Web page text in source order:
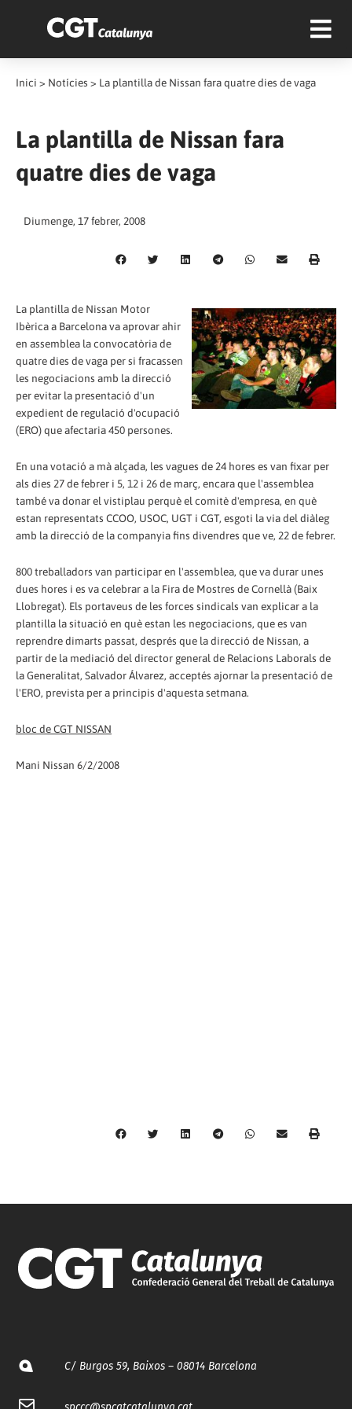
Inici > Notícies > La plantilla de Nissan fara quatre dies de vaga
La plantilla de Nissan fara
quatre dies de vaga
Diumenge, 17 febrer, 2008
La plantilla de Nissan Motor
Ibèrica a Barcelona va aprovar ahir
en assemblea la convocatòria de
quatre dies de vaga per si fracassen
les negociacions amb la direcció
per evitar la presentació d'un
expedient de regulació d'ocupació
(ERO) que afectaria 450 persones.
En una votació a mà alçada, les vagues de 24 hores es van fixar per
als dies 27 de febrer i 5, 12 i 26 de març, encara que l'assemblea
també va donar el vistiplau perquè el comitè d'empresa, en què
estan representats CCOO, USOC, UGT i CGT, esgoti la via del diàleg
amb la direcció de la companyia fins divendres que ve, 22 de febrer.
800 treballadors van participar en l'assemblea, que va durar unes
dues hores i es va celebrar a la Fira de Mostres de Cornellà (Baix
Llobregat). Els portaveus de les forces sindicals van explicar a la
plantilla la situació en què estan les negociacions, que es van
reprendre dimarts passat, després que la direcció de Nissan, a
partir de la mediació del director general de Relacions Laborals de
la Generalitat, Salvador Álvarez, acceptés ajornar la presentació de
l'ERO, prevista per a principis d'aquesta setmana.
bloc de CGT NISSAN
Mani Nissan 6/2/2008
C/ Burgos 59, Baixos – 08014 Barcelona